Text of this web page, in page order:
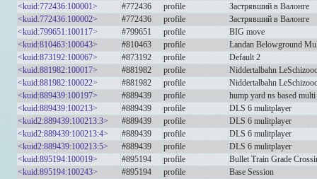
<kuid:772436:100001>
#772436 profile
Застрявший в Валонге
<kuid:772436:100002>
#772436 profile
Застрявший в Валонге
<kuid:799651:100117>
#799651 profile
BIG move
<kuid:810463:100043>
#810463 profile
Landan Belowground
<kuid:873192:100067>
#873192 profile
Default 2
<kuid:881982:100017>
#881982 profile
Niddertalbahn
<kuid:881982:100022>
#881982 profile
Niddertalbahn
<kuid:889439:100197>
#889439 profile
hump yard ns based multi
<kuid:889439:100213>
#889439 profile
DLS 6 mulitplayer
<kuid2:889439:100213:3>
#889439 profile
DLS 6 mulitplayer
<kuid2:889439:100213:4>
#889439 profile
DLS 6 mulitplayer
<kuid2:889439:100213:5>
#889439 profile
DLS 6 mulitplayer
<kuid:895194:100019>
#895194 profile
Bullet Train Grade
<kuid:895194:100243>
#895194 profile
Base Session